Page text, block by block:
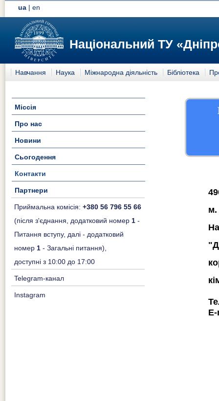
ua |en
Національний ТУ
Навчання Наука Міжнародна діяльність Бібліотека
Міссія
Про нас
Новини
Сьогодення
Контакти
Партнери
Приймальна комісія: +380 56 796 55 66
(після з'єднання, додатковий номер 1 -
Питання вступу, далі - додатковий
номер 1 - Загальні питання),
доступні з 10:00 до 17:00
Telegram-канал
Instagram
м.